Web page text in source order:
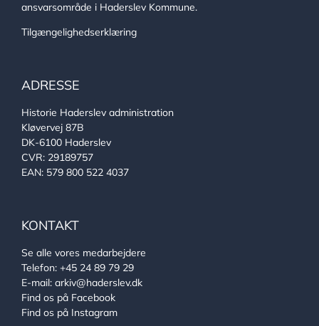
ansvarsområde i Haderslev Kommune.
Tilgængelighedserklæring
ADRESSE
Historie Haderslev administration
Kløvervej 87B
DK-6100 Haderslev
CVR: 29189757
EAN: 579 800 522 4037
KONTAKT
Se alle vores medarbejdere
Telefon: +45 24 89 79 29
E-mail: arkiv@haderslev.dk
Find os på Facebook
Find os på Instagram